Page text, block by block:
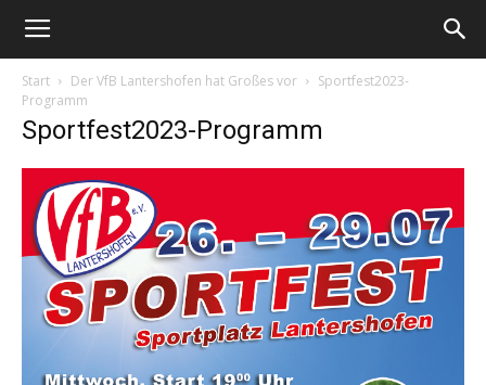
Start Der VfB Lantershofen hat Großes vor
Sportfest2023-
Programm
Sportfest2023-Programm